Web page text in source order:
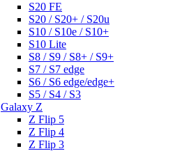
S20 FE
S20 / S20+ / S20u
S10 / S10e / S10+
S10 Lite
S8 / S9 / S8+ / S9+
S7 / S7 edge
S6 / S6 edge/edge+
S5 / S4 / S3
Galaxy Z
Z Flip 5
Z Flip 4
Z Flip 3